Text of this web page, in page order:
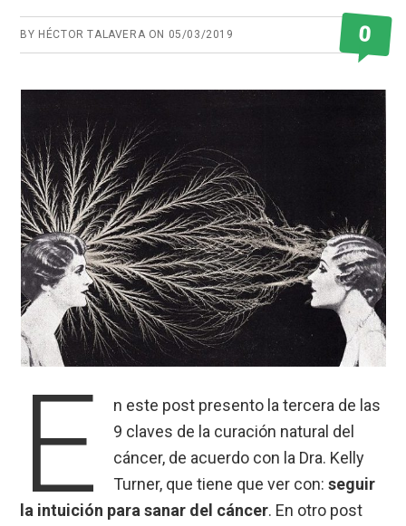
BY HÉCTOR TALAVERA ON 05/03/2019 0
E
n este post presento la tercera de las
9 claves de la curación natural del
cáncer, de acuerdo con la Dra. Kelly
Turner, que tiene que ver con: seguir
la intuición para sanar del cáncer. En otro post